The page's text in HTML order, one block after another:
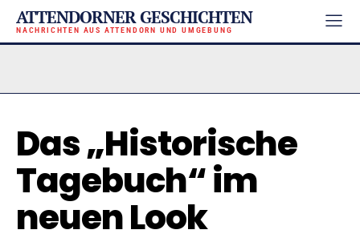
ATTENDORNER GESCHICHTEN
NACHRICHTEN AUS ATTENDORN UND UMGEBUNG
Das „Historische
Tagebuch“ im
neuen Look